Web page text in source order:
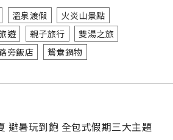
溫泉渡假
火炎山景點
遊 親子旅行
雙湯之旅
旁飯店 鴛鴦鍋物
避暑玩到飽 全包式假期三大主題